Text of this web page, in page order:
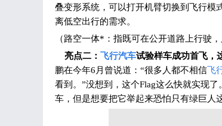
叠变形系统，可以打开机臂切换到飞行模
离低空出行的需求。
（路空一体*：指既可在公开道路上行驶，
亮点二： 飞行汽车试验样车成功首飞，
鹏在今年6月曾说道：“很多人都不相信飞
看到。”没想到，这个Flag这么快就实现
车，但是想要把它举起来恐怕只有绿巨人